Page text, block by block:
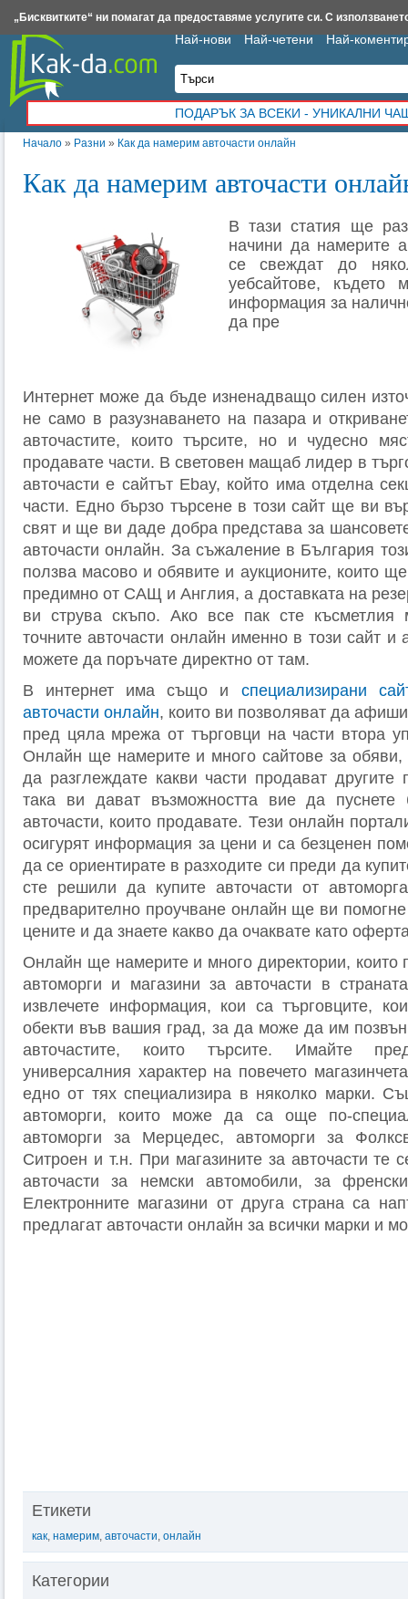
Начало » Разни » Как да намерим авточасти онлайн
Как да намерим авточасти
В тази статия ще
начини да намерите
се свеждат до
уебсайтове, където
информация за
да пре
Интернет може да бъде изненадващо силен
не само в разузнаването на пазара и
авточастите, които търсите, но и чудесно
продавате части. В световен мащаб лидер в
авточасти е сайтът Ebay, който има отделна
части. Едно бързо търсене в този сайт ще ви
свят и ще ви даде добра представа за
авточасти онлайн. За съжаление в България
ползва масово и обявите и аукционите, които
предимно от САЩ и Англия, а доставката на
ви струва скъпо. Ако все пак сте късметлия
точните авточасти онлайн именно в този сайт и
можете да поръчате директно от там.
В интернет има също и специализирани
авточасти онлайн, които ви позволяват да
пред цяла мрежа от търговци на части втора
Онлайн ще намерите и много сайтове за обяви,
да разглеждате какви части продават другите
така ви дават възможността вие да пуснете
авточасти, които продавате. Тези онлайн
осигурят информация за цени и са безценен
да се ориентирате в разходите си преди да
сте решили да купите авточасти от
предварително проучване онлайн ще ви
цените и да знаете какво да очаквате като
Онлайн ще намерите и много директории, които
автоморги и магазини за авточасти в
извлечете информация, кои са търговците,
обекти във вашия град, за да може да им
авточастите, които търсите. Имайте
универсалния характер на повечето
едно от тях специализира в няколко марки.
автоморги, които може да са още по-
автоморги за Мерцедес, автоморги за
Ситроен и т.н. При магазините за авточасти те
авточасти за немски автомобили, за
Електронните магазини от друга страна са
предлагат авточасти онлайн за всички марки и
Етикети
как, намерим, авточасти, онлайн
Категории
Най-нови Най-четени Най-
ПОДАРЪК ЗА ВСЕКИ - УНИКАЛНИ
Insert.bg Framar.bg Kak-da.com Iztochnik.com BauBau.bg NewAge.bg
„Бисквитките“ ни помагат да предоставяме услугите си. С